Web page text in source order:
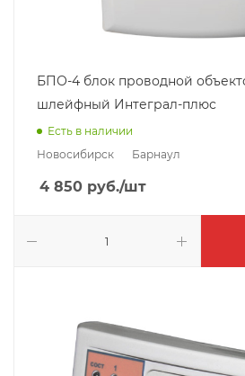
БПО-4 блок проводной
шлейфный Интеграл-плюс
Есть в наличии
Новосибирск
Барнаул
4 850 руб./шт